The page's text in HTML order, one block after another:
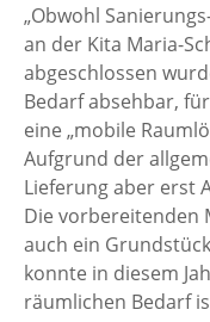
„Obwohl
an der Kita Maria-
abgeschlossen
Bedarf absehbar,
eine „mobile
Aufgrund der
Lieferung aber erst
Die vorbereitenden
auch ein
konnte in diesem
räumlichen Bedarf